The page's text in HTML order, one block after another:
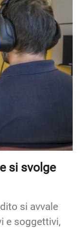
si svolge
si avvale
e soggettivi,